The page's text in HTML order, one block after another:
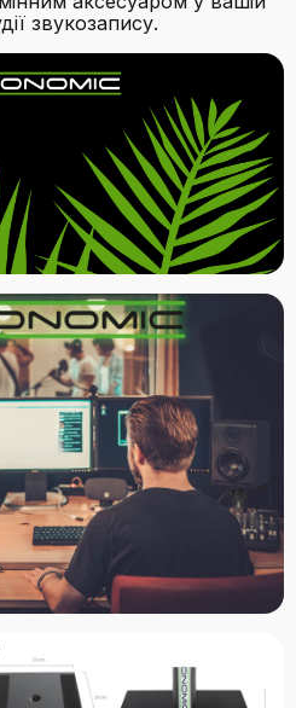
звукозапису.